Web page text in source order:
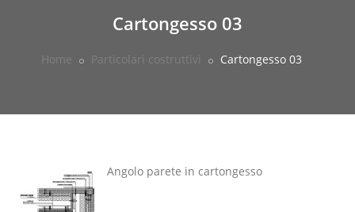
Cartongesso 03
Home Particolari costruttivi Cartongesso 03
Angolo parete in cartongesso